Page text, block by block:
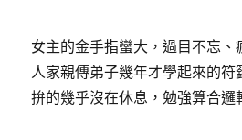
女主的金手指蠻大，過目不忘、
人家親傳弟子幾年才學起來的符
拚的幾乎沒在休息，勉強算合邏